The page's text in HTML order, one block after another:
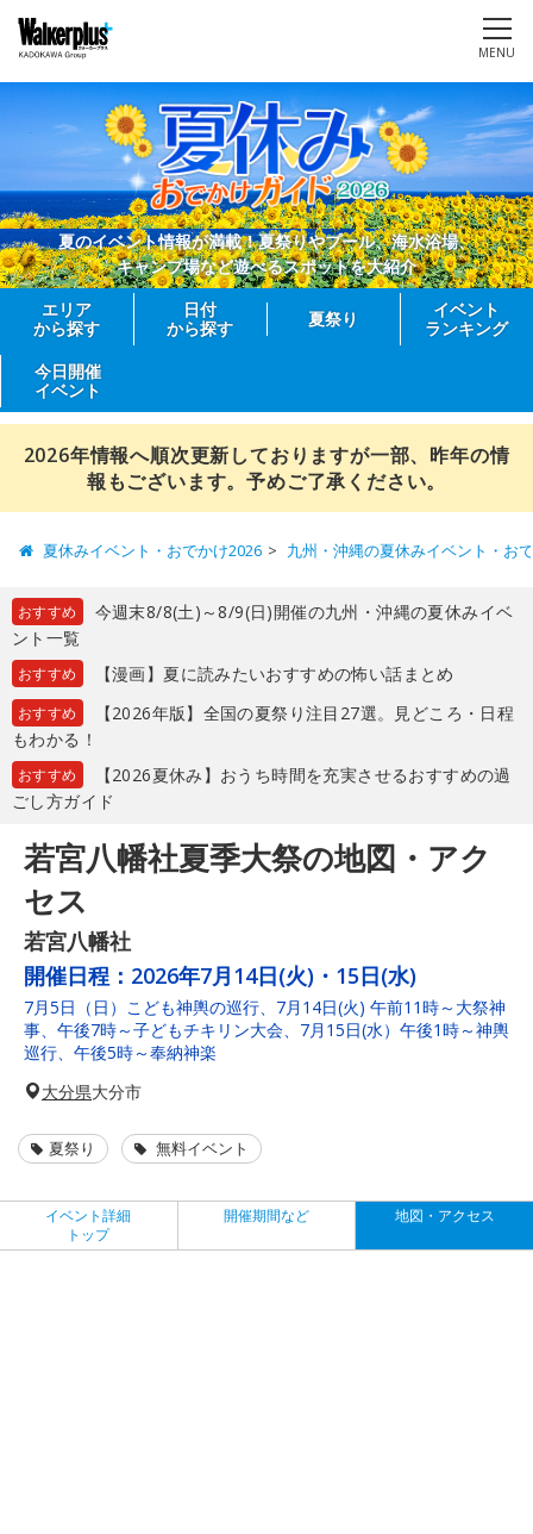
MENU
夏のイベント情報が満載！夏祭りやプール、海水浴場、
キャンプ場など遊べるスポットを大紹介
エリア
から探す
日付
から探す
夏祭り
イベント
ランキング
今日開催
イベント
2026年情報へ順次更新しておりますが一部、昨年の情
報もございます。予めご了承ください。
夏休みイベント・おでかけ2026 九州・沖縄の夏休みイベント・お
おすすめ
今週末8/8(土)～8/9(日)開催の九州・沖縄の夏休みイベ
ント一覧
おすすめ 【漫画】夏に読みたいおすすめの怖い話まとめ
おすすめ
【2026年版】全国の夏祭り注目27選。見どころ・日程
もわかる！
おすすめ
【2026夏休み】おうち時間を充実させるおすすめの過
ごし方ガイド
若宮八幡社夏季大祭の地図・アク
セス
若宮八幡社
開催日程： 2026年7月14日(火)・15日(水)
7月5日（日）こども神輿の巡行、7月14日(火) 午前11時～大祭神
事、午後7時～子どもチキリン大会、7月15日(水）午後1時～神輿
巡行、午後5時～奉納神楽
大分県大分市
夏祭り 無料イベント
イベント詳細
トップ
開催期間など 地図・アクセス